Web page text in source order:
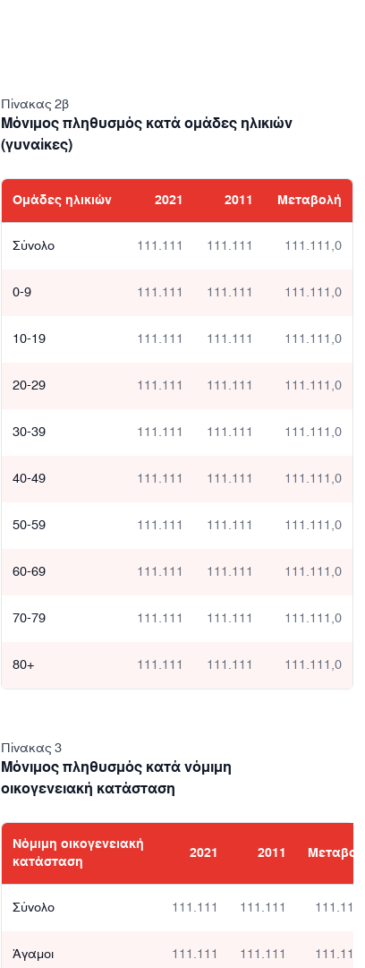
Πίνακας 2β
Μόνιμος πληθυσμός κατά ομάδες ηλικιών
(γυναίκες)
Ομάδες ηλικιών 2021 2011 Μεταβολή
Σύνολο 111.111 111.111 111.111,0
0-9 111.111 111.111 111.111,0
10-19 111.111 111.111 111.111,0
20-29 111.111 111.111 111.111,0
30-39 111.111 111.111 111.111,0
40-49 111.111 111.111 111.111,0
50-59 111.111 111.111 111.111,0
60-69 111.111 111.111 111.111,0
70-79 111.111 111.111 111.111,0
80+ 111.111 111.111 111.111,0
Πίνακας 3
Μόνιμος πληθυσμός κατά νόμιμη
οικογενειακή κατάσταση
Νόμιμη οικογενειακή
κατάσταση
2021 2011 Μεταβολή
Σύνολο 111.111 111.111 111.111,0
Άγαμοι 111.111 111.111 111.111,0